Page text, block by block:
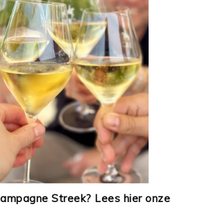
Streek? Lees hier onze